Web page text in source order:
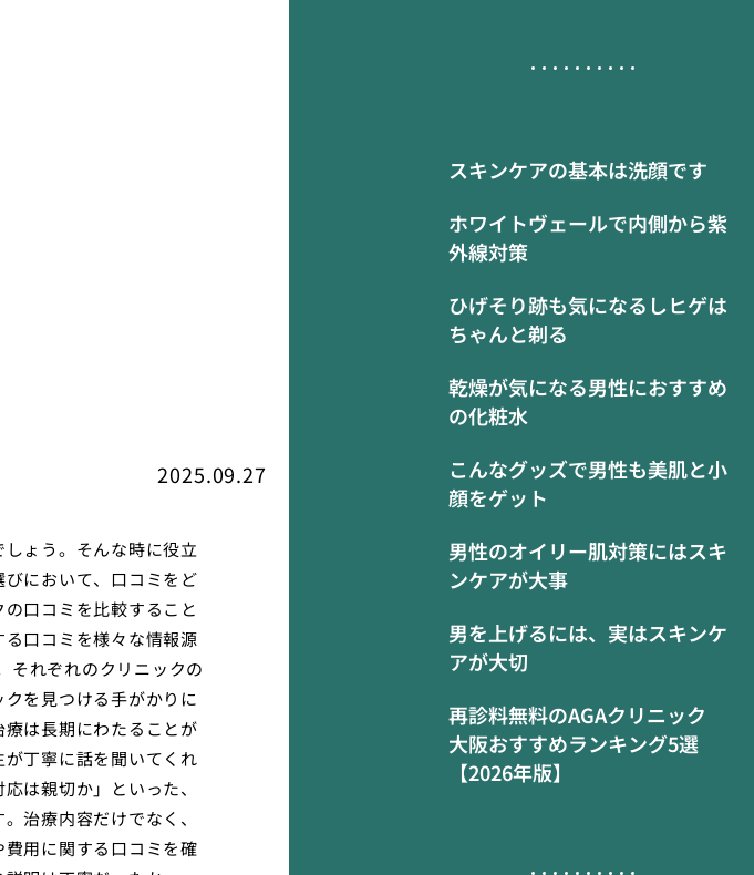
スキンケアの基本は洗顔です
ホワイトヴェールで内側から紫
外線対策
ひげそり跡も気になるしヒゲは
ちゃんと剃る
乾燥が気になる男性におすすめ
の化粧水
こんなグッズで男性も美肌と小
顔をゲット
男性のオイリー肌対策にはスキ
ンケアが大事
男を上げるには、実はスキンケ
アが大切
再診料無料のAGAクリニック
大阪おすすめランキング5選
【2026年版】
2025.09.27
ょう。そんな時に役立
において、口コミをど
口コミを比較すること
口コミを様々な情報源
それぞれのクリニックの
を見つける手がかりに
は長期にわたることが
丁寧に話を聞いてくれ
は親切か」といった、
治療内容だけでなく、
用に関する口コミを確